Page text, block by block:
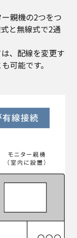
親機の2つをつ
と無線式で2通
、配線を変更す
可能です。